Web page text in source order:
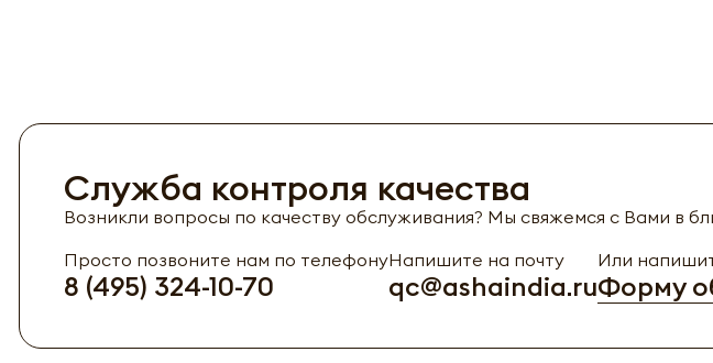
Служба контроля качества
Возникли вопросы по качеству обслуживания? Мы свяжемся с Вами в
Просто позвоните нам по телефону
8 (495) 324-10-70
Напишите на почту
qc@ashaindia.ru
Или
Форму